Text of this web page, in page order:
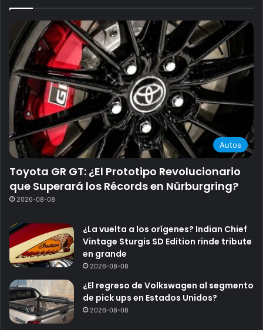
Autos
Toyota GR GT: ¿El Prototipo Revolucionario
que Superará los Récords en Nürburgring?
2026-08-08
¿La vuelta a los orígenes? Indian Chief
Vintage Sturgis SD Edition rinde tribute
en grande
2026-08-08
¿El regreso de Volkswagen al segmento
de pick ups en Estados Unidos?
2026-08-08